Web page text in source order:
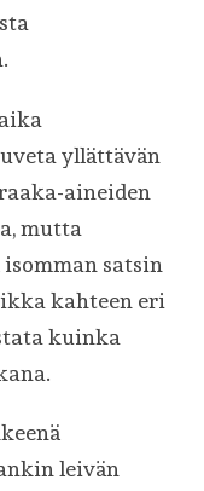
yllättävän
aineiden
mutta
satsin
kahteen eri
kuinka
leivän